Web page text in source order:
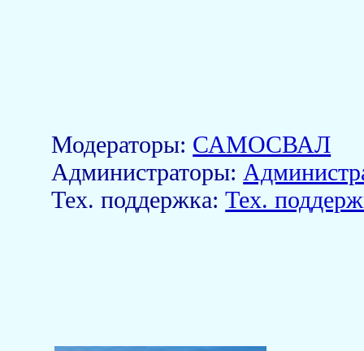
Модераторы: САМОСВАЛ
Aдминистраторы:
Тех. поддержка:Тех.